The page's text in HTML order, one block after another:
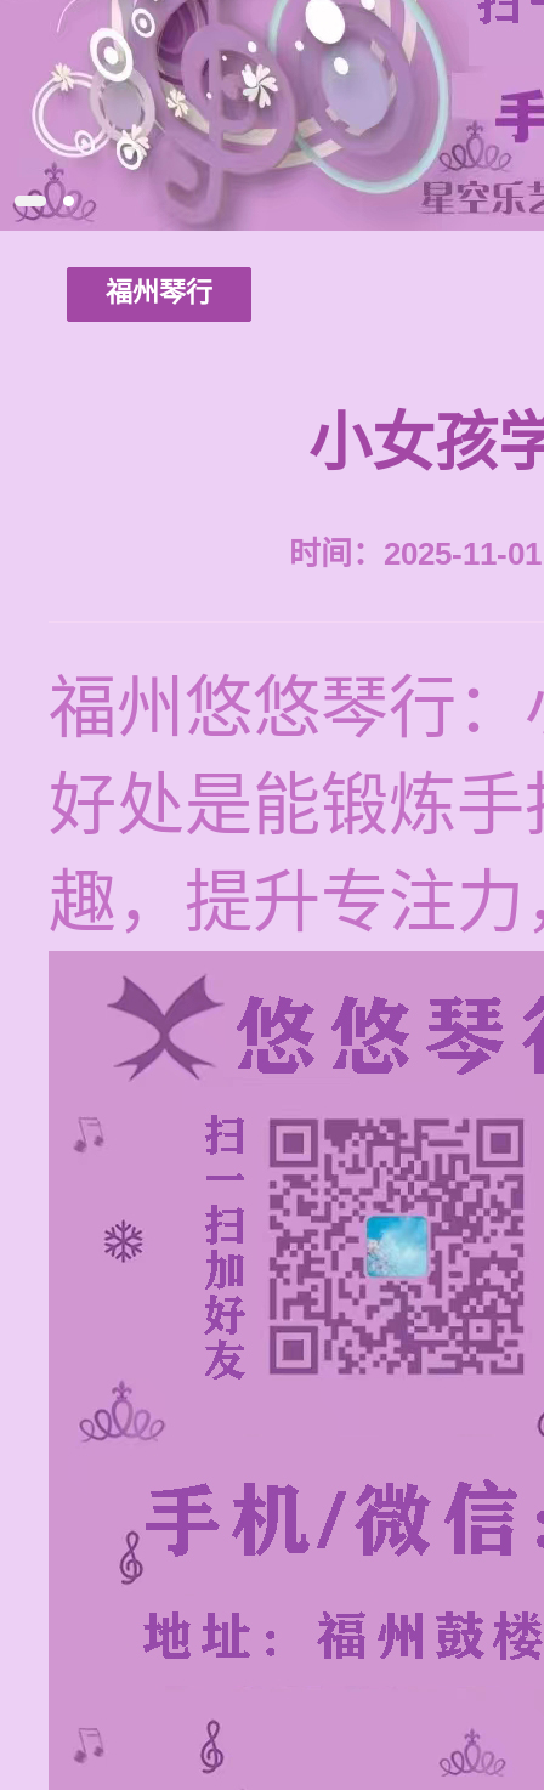
福州琴行
小女孩
时间：2025-11-
福州悠悠琴行
好处是能锻炼
趣，提升专注